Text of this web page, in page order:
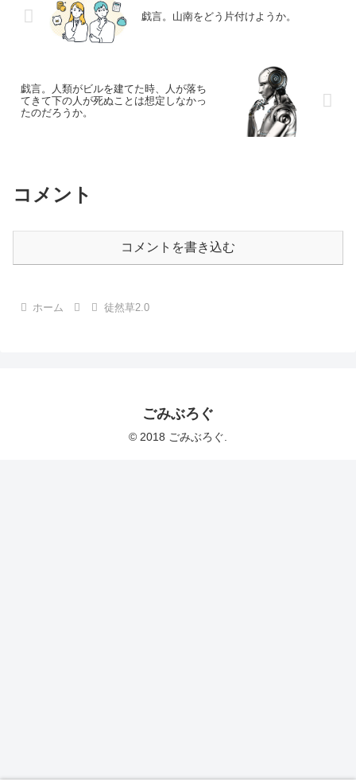
戯言。山南をどう片付けようか。
戯言。人類がビルを建てた時、人が落ち
てきて下の人が死ぬことは想定しなかっ
たのだろうか。
コメント
コメントを書き込む
ホーム 徒然草2.0
ごみぶろぐ
© 2018 ごみぶろぐ.